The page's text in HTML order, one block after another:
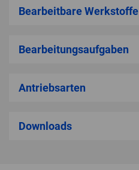
Bearbeitbare Werkstoffe
Bearbeitungsaufgaben
Antriebsarten
Downloads